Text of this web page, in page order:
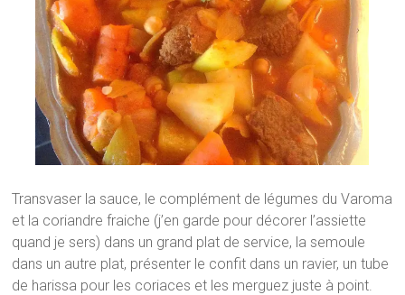
Transvaser la sauce, le complément de légumes du Varoma
et la coriandre fraiche (j’en garde pour décorer l’assiette
quand je sers) dans un grand plat de service, la semoule
dans un autre plat, présenter le confit dans un ravier, un tube
de harissa pour les coriaces et les merguez juste à point.